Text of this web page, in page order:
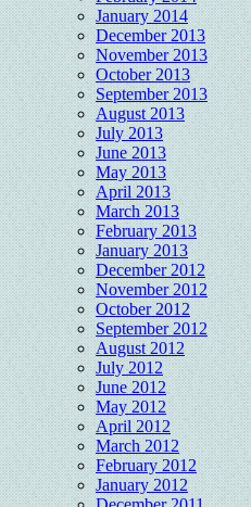
January 2014
December 2013
November 2013
October 2013
September 2013
August 2013
July 2013
June 2013
May 2013
April 2013
March 2013
February 2013
January 2013
December 2012
November 2012
October 2012
September 2012
August 2012
July 2012
June 2012
May 2012
April 2012
March 2012
February 2012
January 2012